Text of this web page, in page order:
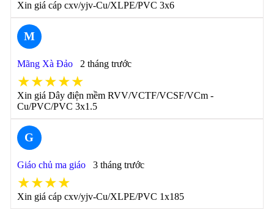
Xin giá cáp cxv/yjv-Cu/XLPE/PVC 3x6
M
Mãng Xà Đảo 2 tháng trước
★★★★★
Xin giá Dây điện mềm RVV/VCTF/VCSF/VCm -
Cu/PVC/PVC 3x1.5
G
Giáo chủ ma giáo 3 tháng trước
★★★★
Xin giá cáp cxv/yjv-Cu/XLPE/PVC 1x185